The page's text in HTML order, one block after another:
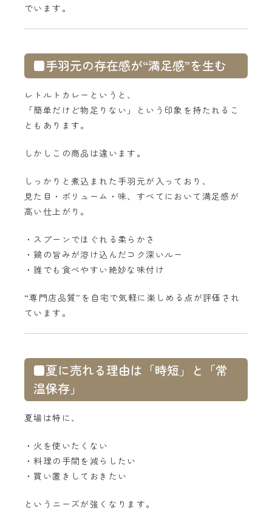
でいます。
■手羽元の存在感が“満足感”を生む
レトルトカレーというと、
「簡単だけど物足りない」という印象を持たれるこ
ともあります。
しかしこの商品は違います。
しっかりと煮込まれた手羽元が入っており、
見た目・ボリューム・味、すべてにおいて満足感が
高い仕上がり。
・スプーンでほぐれる柔らかさ
・鶏の旨みが溶け込んだコク深いルー
・誰でも食べやすい絶妙な味付け
“専門店品質”を自宅で気軽に楽しめる点が評価され
ています。
■夏に売れる理由は「時短」と「常
温保存」
夏場は特に、
・火を使いたくない
・料理の手間を減らしたい
・買い置きしておきたい
というニーズが強くなります。